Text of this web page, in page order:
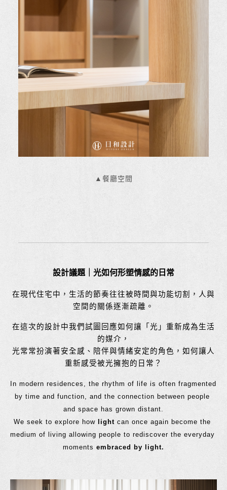
▲餐廳空間
設計議題｜ 光如何形塑情感的日常
在現代住宅中，生活的節奏往往被時間與功能切割，人與
空間的關係逐漸疏離。
在這次的設計中我們試圖回應如何讓「光」重新成為生活
的媒介，
光常常扮演著安全感、陪伴與情緒安定的角色，如何讓人
重新感受被光擁抱的日常？
In modern residences, the rhythm of life is often fragmented
by time and function, and the connection between people
and space has grown distant.
We seek to explore how
light can once again become the
medium of living allowing people to rediscover the everyday
moments embraced by light.